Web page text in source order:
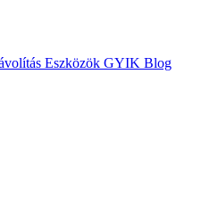
Eszközök GYIK Blog